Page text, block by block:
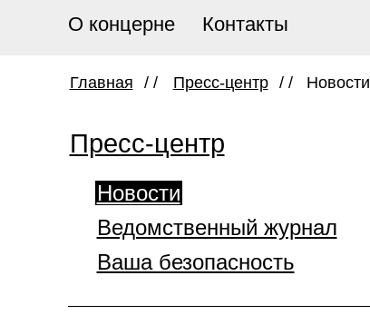
О концерне
Контакты
Главная / / Пресс-центр / / Новости
Пресс-центр
Новости
Ведомственный журнал
Ваша безопасность